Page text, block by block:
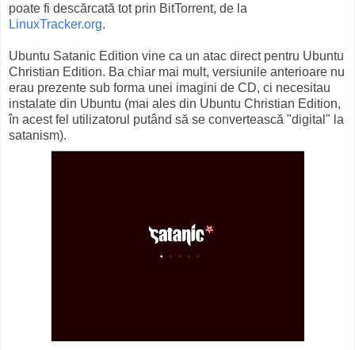
poate fi descărcată tot prin BitTorrent, de la
LinuxTracker.org.
Ubuntu Satanic Edition vine ca un atac direct pentru Ubuntu
Christian Edition. Ba chiar mai mult, versiunile anterioare nu
erau prezente sub forma unei imagini de CD, ci necesitau
instalate din Ubuntu (mai ales din Ubuntu Christian Edition,
în acest fel utilizatorul putând să se convertească "digital" la
satanism).